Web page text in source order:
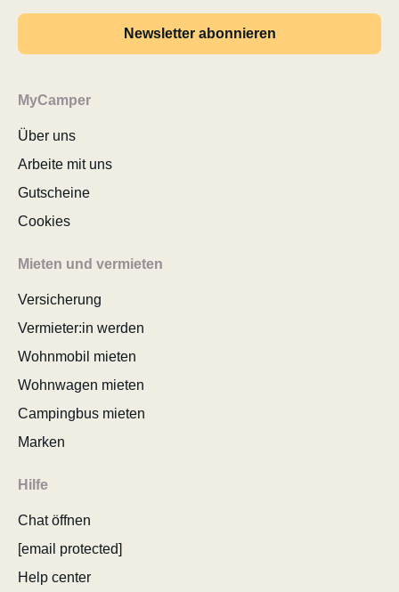
Newsletter abonnieren
MyCamper
Über uns
Arbeite mit uns
Gutscheine
Cookies
Mieten und vermieten
Versicherung
Vermieter:in werden
Wohnmobil mieten
Wohnwagen mieten
Campingbus mieten
Marken
Hilfe
Chat öffnen
[email protected]
Help center